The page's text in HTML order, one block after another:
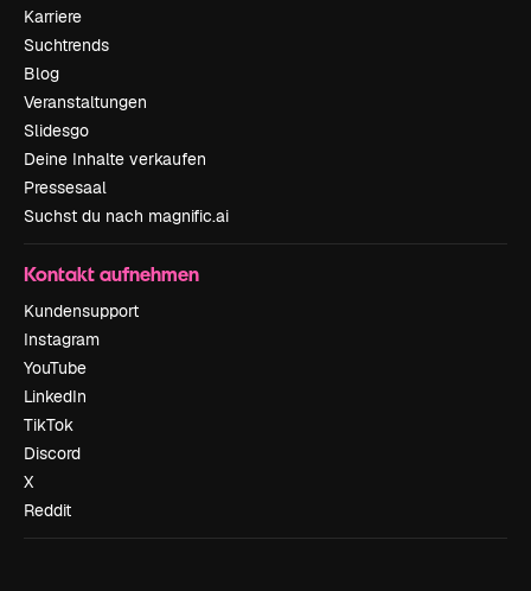
Karriere
Suchtrends
Blog
Veranstaltungen
Slidesgo
Deine Inhalte verkaufen
Pressesaal
Suchst du nach magnific.ai
Kontakt aufnehmen
Kundensupport
Instagram
YouTube
LinkedIn
TikTok
Discord
X
Reddit